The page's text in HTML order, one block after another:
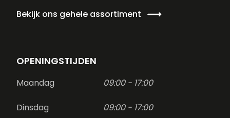
Bekijk ons gehele assortiment
OPENINGSTIJDEN
Maandag 09:00 - 17:00
Dinsdag 09:00 - 17:00